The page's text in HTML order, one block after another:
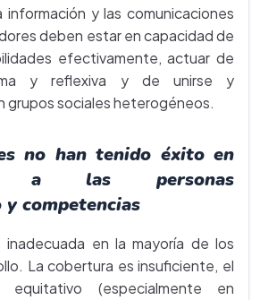
y las comunicaciones
deben estar en capacidad de
efectivamente, actuar de
y reflexiva y de unirse y
grupos sociales heterogéneos.
no han tenido éxito en
a las personas
competencias
inadecuada en la mayoría de los
La cobertura es insuficiente, el
(especialmente en